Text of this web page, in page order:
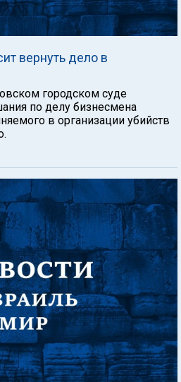
вернуть дело в
городском суде
по делу бизнесмена
в организации убийств